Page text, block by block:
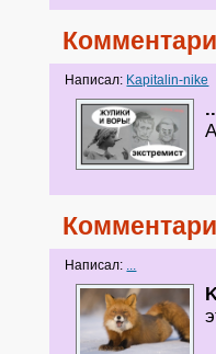
Написал: Kapitalin-nike
Написал: ...